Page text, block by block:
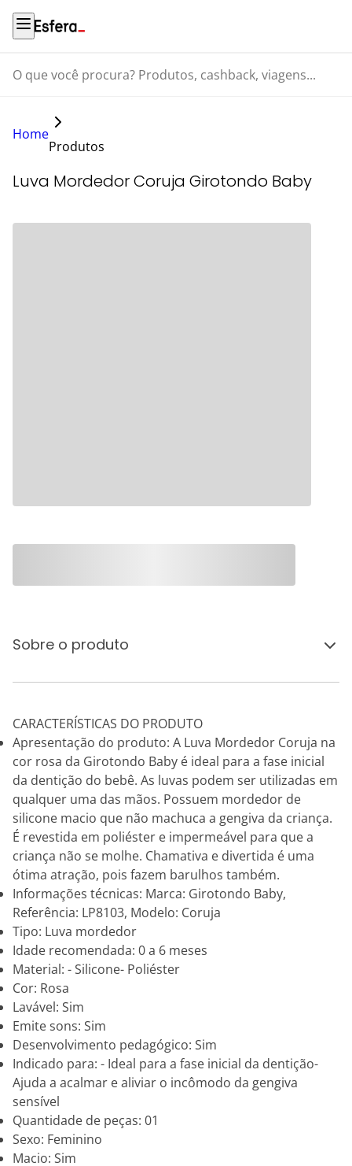
O que você procura? Produtos, cashback, viagens...
Home
Produtos
Luva Mordedor Coruja Girotondo Baby
Sobre o produto
CARACTERÍSTICAS DO PRODUTO
Apresentação do produto: A Luva Mordedor Coruja na
cor rosa da Girotondo Baby é ideal para a fase inicial
da dentição do bebê. As luvas podem ser utilizadas em
qualquer uma das mãos. Possuem mordedor de
silicone macio que não machuca a gengiva da criança.
É revestida em poliéster e impermeável para que a
criança não se molhe. Chamativa e divertida é uma
ótima atração, pois fazem barulhos também.
Informações técnicas: Marca: Girotondo Baby,
Referência: LP8103, Modelo: Coruja
Tipo: Luva mordedor
Idade recomendada: 0 a 6 meses
Material: - Silicone- Poliéster
Cor: Rosa
Lavável: Sim
Emite sons: Sim
Desenvolvimento pedagógico: Sim
Indicado para: - Ideal para a fase inicial da dentição-
Ajuda a acalmar e aliviar o incômodo da gengiva
sensível
Quantidade de peças: 01
Sexo: Feminino
Macio: Sim